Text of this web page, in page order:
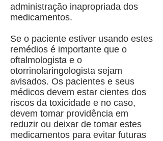
administração inapropriada dos
medicamentos.
Se o paciente estiver usando estes
remédios é importante que o
oftalmologista e o
otorrinolaringologista sejam
avisados. Os pacientes e seus
médicos devem estar cientes dos
riscos da toxicidade e no caso,
devem tomar providência em
reduzir ou deixar de tomar estes
medicamentos para evitar futuras